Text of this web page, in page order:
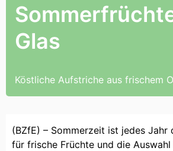
Glas
Köstliche Aufstriche aus frischem
(BZfE) – Sommerzeit ist jedes Jahr
für frische Früchte und die